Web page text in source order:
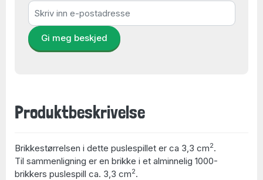
Gi meg beskjed
Produktbeskrivelse
Brikkestørrelsen i dette puslespillet er ca 3,3 cm2.
Til sammenligning er en brikke i et alminnelig 1000-
brikkers puslespill ca. 3,3 cm2.